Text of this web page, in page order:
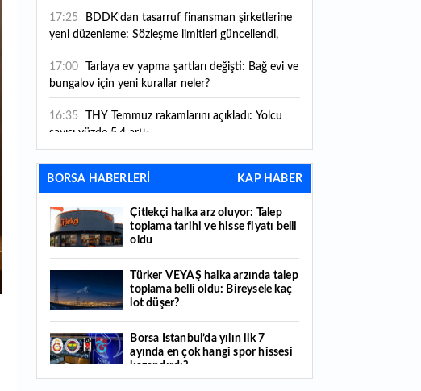
17:25
yeni düzenleme: Sözleşme limitleri güncellendi,
yeni kurallar yürürlüğe girdi
17:00
bungalov için yeni kurallar neler?
16:35
sayısı yüzde 5,4 arttı
16:27 Piyasaların beklediği veri geldi: ABD tarım
dışı istihdam rakamları açıklandı
16:24 Çitlekçi halka arz oluyor: Talep toplama
tarihi ve hisse fiyatı belli oldu
yapmak istediğini savundu
16:04 Boğaz’ın kıtaları birleştiren ruhu Memorial
16:01 Hafta sonu hava nasıl olacak?
BORSA HABERLERİ KAP HABER
Çitlekçi halka arz oluyor: Talep
toplama tarihi ve hisse fiyatı belli
oldu
Türker VEYAŞ halka arzında talep
toplama belli oldu: Bireysele kaç
lot düşer?
Borsa İstanbul’da yılın ilk 7
ayında en çok hangi spor hissesi
kazandırdı?